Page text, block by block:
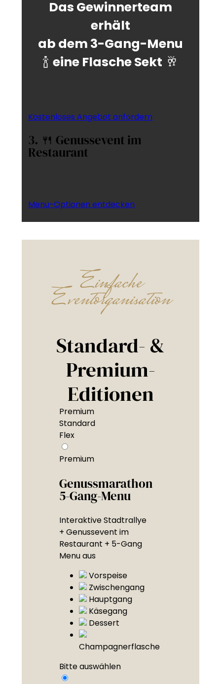
Das Gewinnerteam
erhält
ab dem 3-Gang-Menu
🍾 eine Flasche Sekt 🥂
Kostenloses Angebot anfordern
3. 🍴 Genussevent im
Restaurant
Menu-Optionen entdecken
Einfache
Eventorganisation
Standard- &
Premium-
Editionen
Premium
Standard
Flex
Premium
Genussmarathon
5-Gang-Menu
Interaktive Stadtrallye
+ Genussevent im
Restaurant + 5-Gang
Menu aus
Vorspeise
Zwischengang
Hauptgang
Käsegang
Dessert
Champagnerflasche
Bitte auswählen